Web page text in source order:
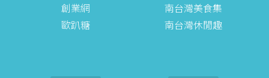
創業網
歐趴糖
南台灣美食集
南台灣休閒趣